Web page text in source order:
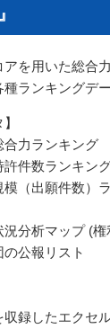
アを用いた総合
ランキングデ
力ランキング
件数ランキン
（出願件数）
析マップ (権
公報リスト
収録したエクセ